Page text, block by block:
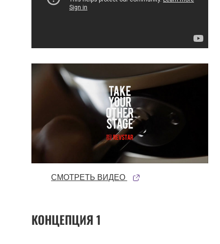
СМОТРЕТЬ ВИДЕО
КОНЦЕПЦИЯ1